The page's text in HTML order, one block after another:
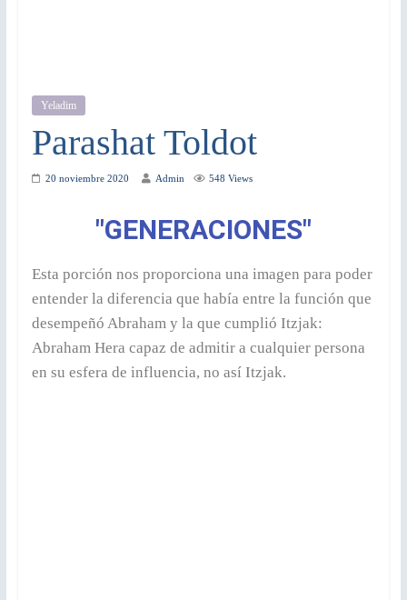
Yeladim
Parashat Toldot
20 noviembre 2020 Admin 548 Views
"GENERACIONES"
Esta porción nos proporciona una imagen para poder
entender la diferencia que había entre la función que
desempeñó Abraham y la que cumplió Itzjak:
Abraham Hera capaz de admitir a cualquier persona
en su esfera de influencia, no así Itzjak.